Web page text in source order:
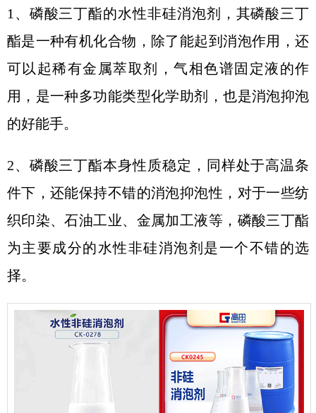
1、 磷酸三丁酯的水性非硅消泡剂，其磷酸三丁
酯是一种有机化合物，除了能起到消泡作用，还
可以起稀有金属萃取剂，气相色谱固定液的作
用，是一种多功能类型化学助剂，也是消泡抑泡
的好能手。
2、 磷酸三丁酯本身性质稳定，同样处于高温条
件下，还能保持不错的消泡抑泡性，对于一些纺
织印染、石油工业、金属加工液等，磷酸三丁酯
为主要成分的水性非硅消泡剂是一个不错的选
择。